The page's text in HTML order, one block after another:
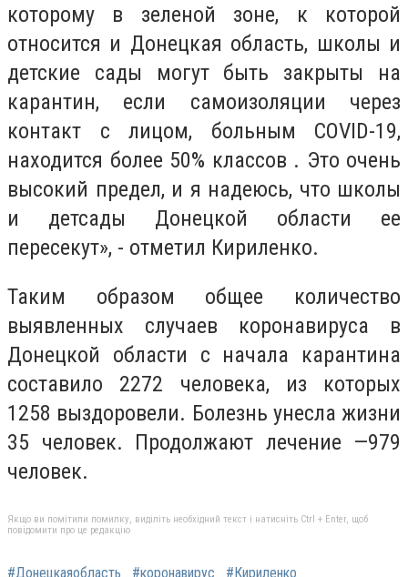
которому в зеленой зоне, к которой
относится и Донецкая область, школы и
детские сады могут быть закрыты на
карантин, если самоизоляции через
контакт с лицом, больным COVID-19,
находится более 50% классов . Это очень
высокий предел, и я надеюсь, что школы
и детсады Донецкой области ее
пересекут», - отметил Кириленко.
Таким образом общее количество
выявленных случаев коронавируса в
Донецкой области с начала карантина
составило 2272 человека, из которых
1258 выздоровели. Болезнь унесла жизни
35 человек. Продолжают лечение —979
человек.
Якщо ви помітили помилку, виділіть необхідний текст і натисніть Ctrl + Enter, щоб
повідомити про це редакцію
#Донецкаяобласть #коронавирус #Кириленко